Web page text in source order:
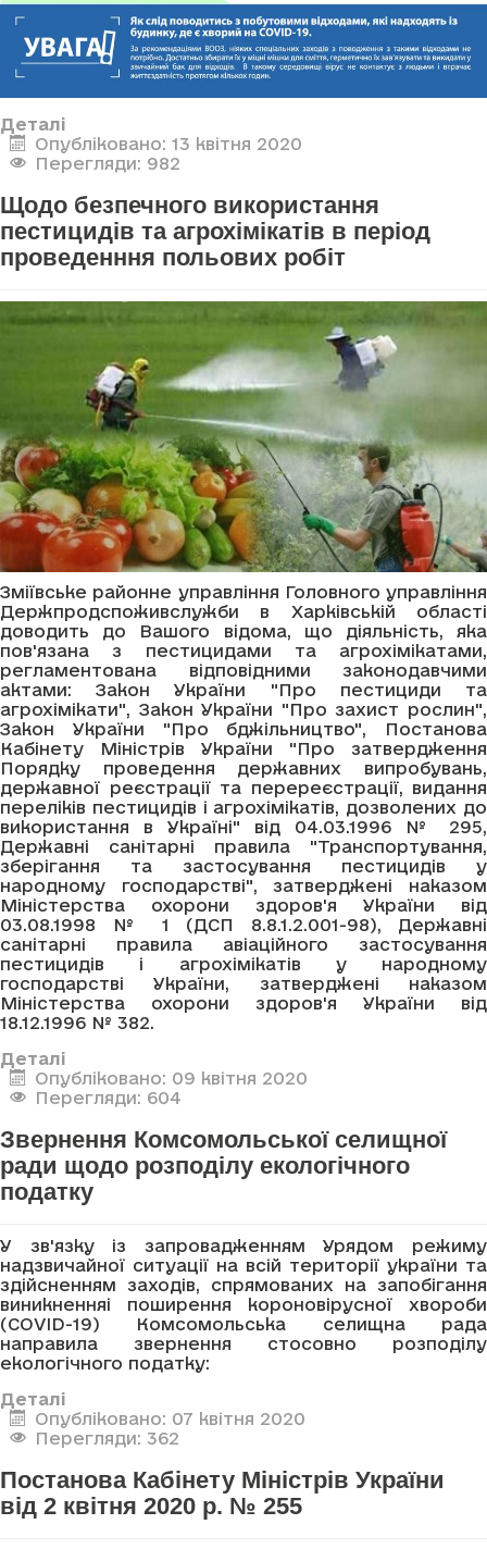
Деталі
Опубліковано: 13 квітня 2020
Перегляди: 982
Щодо безпечного використання
пестицидів та агрохімікатів в період
проведенння польових робіт
Зміївське районне управління Головного управління
Держпродспоживслужби в Харківській області
доводить до Вашого відома, що діяльність, яка
пов'язана з пестицидами та агрохімікатами,
регламентована відповідними законодавчими
актами: Закон України "Про пестициди та
агрохімікати", Закон України "Про захист рослин",
Закон України "Про бджільництво", Постанова
Кабінету Міністрів України "Про затвердження
Порядку проведення державних випробувань,
державної реєстрації та перереєстрації, видання
переліків пестицидів і агрохімікатів, дозволених до
використання в Україні" від 04.03.1996 № 295,
Державні санітарні правила "Транспортування,
зберігання та застосування пестицидів у
народному господарстві", затверджені наказом
Міністерства охорони здоров'я України від
03.08.1998 № 1 (ДСП 8.8.1.2.001-98), Державні
санітарні правила авіаційного застосування
пестицидів і агрохімікатів у народному
господарстві України, затверджені наказом
Міністерства охорони здоров'я України від
18.12.1996 № 382.
Деталі
Опубліковано: 09 квітня 2020
Перегляди: 604
Звернення Комсомольської селищної
ради щодо розподілу екологічного
податку
У зв'язку із запровадженням Урядом режиму
надзвичайної ситуації на всій території україни та
здійсненням заходів, спрямованих на запобігання
виникненняі поширення короновірусної хвороби
(COVID-19) Комсомольська селищна рада
направила звернення стосовно розподілу
екологічного податку:
Деталі
Опубліковано: 07 квітня 2020
Перегляди: 362
Постанова Кабінету Міністрів України
від 2 квітня 2020 р. № 255